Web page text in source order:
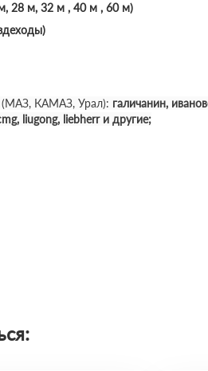
28 м, 32 м , 40 м , 60 м)
(МАЗ, КАМАЗ, Урал): галичанин,
liugong, liebherr и другие;